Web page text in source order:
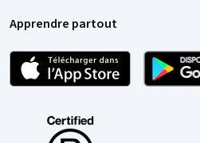
Apprendre partout